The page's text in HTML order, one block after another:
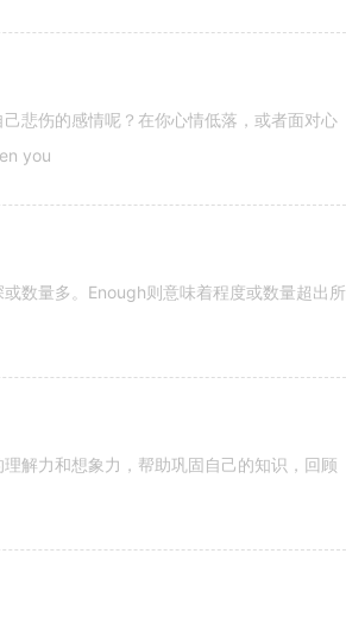
悲伤的感情呢？在你心情低落，或者面对心
you
数量多。Enough则意味着程度或数量超出所
解力和想象力，帮助巩固自己的知识，回顾